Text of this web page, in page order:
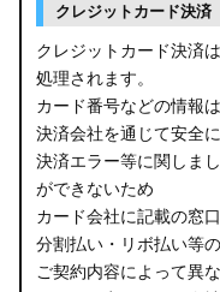
クレジットカード決済
クレジットカード決済
処理されます。
カード番号などの情報
決済会社を通じて安全
決済エラー等に関しま
ができないため
カード会社に記載の窓
分割払い・リボ払い等
ご契約内容によって異な